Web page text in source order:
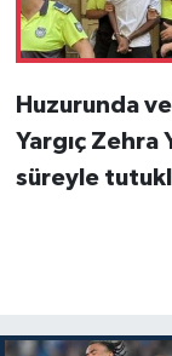
Huzurunda
Yargıç Zehra
süreyle